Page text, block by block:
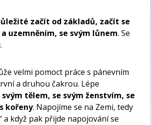
začít od základů, začít se
uzemněním, se svým lůnem. Se
velmi pomoct práce s pánevním
a druhou čakrou. Lépe
tělem, se svým ženstvím, se
kořeny. Napojíme se na Zemi, tedy
a když pak přijde napojování se